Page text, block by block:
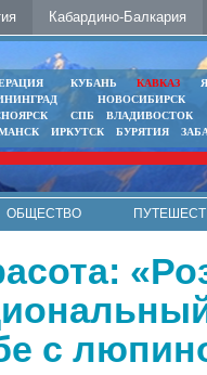
Кабардино-Балкария
КУБАНЬ КАВКАЗ
НОВОСИБИРСК
СПБ
ВЛАДИВОСТОК
ИРКУТСК БУРЯТИЯ
ОБЩЕСТВО
с